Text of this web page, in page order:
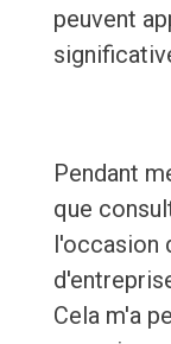
peuvent
Pendant
que
l'occasion
Cela m'a